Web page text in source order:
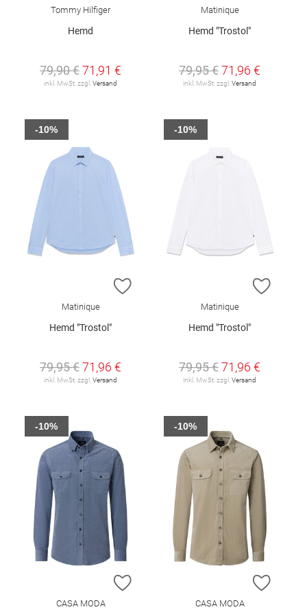
Tommy Hilfiger
Hemd
79,90 €71,91 €
inkl. MwSt. zzgl. Versand
Matinique
Hemd "Trostol"
79,95 €71,96 €
inkl. MwSt. zzgl. Versand
ZUR WUNSCHLISTE HINZUFÜGEN
Matinique
Hemd "Trostol"
79,95 €71,96 €
inkl. MwSt. zzgl. Versand
-10%
ZUR
Matinique
Hemd "Trostol"
79,95 €71,96 €
inkl. MwSt. zzgl. Versand
-10%
ZUR WUNSCHLISTE HINZUFÜGEN
CASA MODA
-10%
ZUR
CASA MODA
-10%